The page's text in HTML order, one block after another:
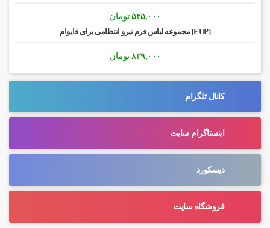
۵۲۵,۰۰۰ تومان
[EUP] مجموعه لباس فرم نیرو انتظامی برای فایوام
۸۳۹,۰۰۰ تومان
کانال تلگرام
اینستاگرام سایت
دیسکورد
فروشگاه سایت